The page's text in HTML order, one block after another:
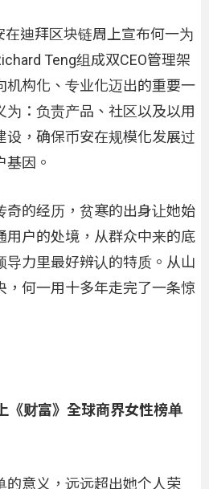
迪拜区块链周上宣布何一为
Teng组成双CEO管理架
机构化、专业化迈出的重要一
为：负责产品、社区以及以用
设，确保币安在规模化发展过
因。
奇的经历，贫寒的出身让她始
用户的处境，从群众中来的底
导力里最好辨认的特质。从山
，何一用十多年走完了一条惊
《财富》全球商界女性榜单
的意义，远远超出她个人荣